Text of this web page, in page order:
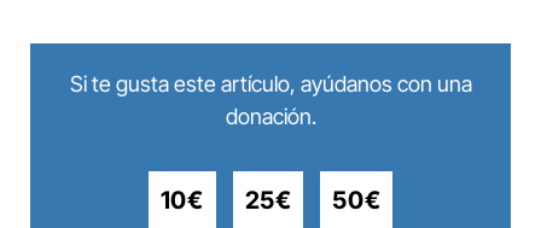
Si te gusta este artículo, ayúdanos con una
donación.
10€ 25€ 50€